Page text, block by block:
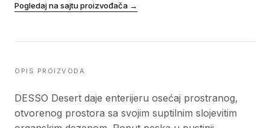
Pogledaj na sajtu proizvođača →
OPIS PROIZVODA
DESSO Desert daje enterijeru osećaj prostranog,
otvorenog prostora sa svojim suptilnim slojevitim